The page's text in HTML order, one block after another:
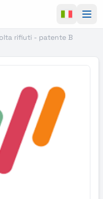
rifiuti - patente B